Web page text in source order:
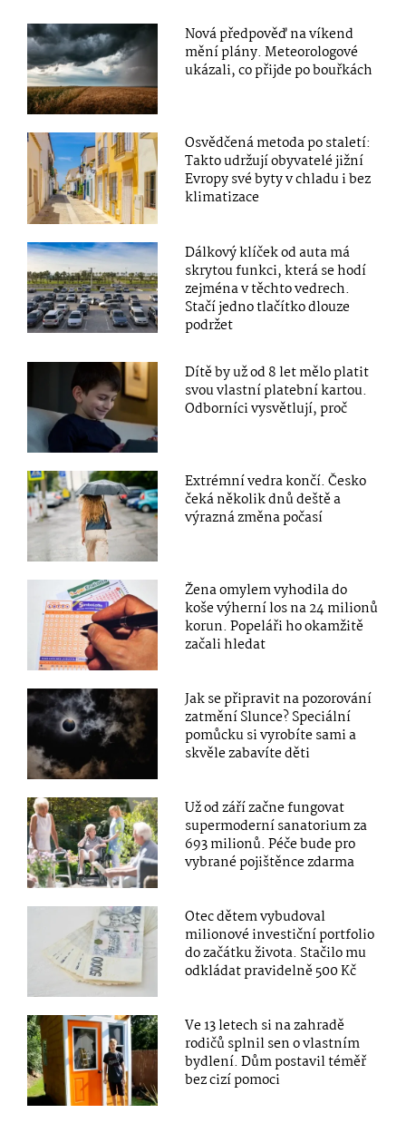
Nová předpověď na víkend
mění plány. Meteorologové
ukázali, co přijde po bouřkách
Osvědčená metoda po staletí:
Takto udržují obyvatelé jižní
Evropy své byty v chladu i bez
klimatizace
Dálkový klíček od auta má
skrytou funkci, která se hodí
zejména v těchto vedrech.
Stačí jedno tlačítko dlouze
podržet
Dítě by už od 8 let mělo platit
svou vlastní platební kartou.
Odborníci vysvětlují, proč
Extrémní vedra končí. Česko
čeká několik dnů deště a
výrazná změna počasí
Žena omylem vyhodila do
koše výherní los na 24 milionů
korun. Popeláři ho okamžitě
začali hledat
Jak se připravit na pozorování
zatmění Slunce? Speciální
pomůcku si vyrobíte sami a
skvěle zabavíte děti
Už od září začne fungovat
supermoderní sanatorium za
693 milionů. Péče bude pro
vybrané pojištěnce zdarma
Otec dětem vybudoval
milionové investiční portfolio
do začátku života. Stačilo mu
odkládat pravidelně 500 Kč
Ve 13 letech si na zahradě
rodičů splnil sen o vlastním
bydlení. Dům postavil téměř
bez cizí pomoci